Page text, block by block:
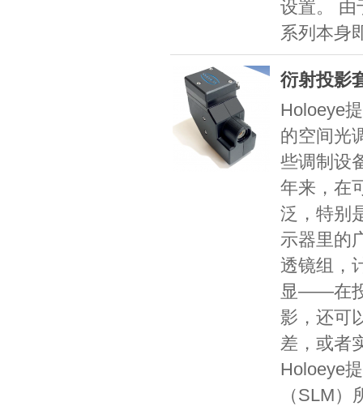
设置。 由
系列本身
衍射投影
Holoeye
的空间光
些调制设
年来，在
泛，特别
示器里的
透镜组，
显——在
影，还可
差，或者
Holoeye
（SLM